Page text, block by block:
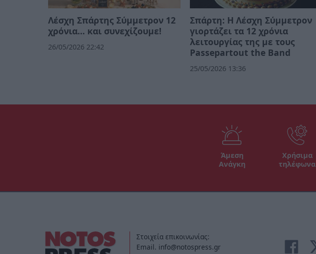
Λέσχη Σπάρτης Σύμμετρον 12
χρόνια... και συνεχίζουμε!
26/05/2026 22:42
Σπάρτη: Η Λέσχη Σύμμετρον
γιορτάζει τα 12 χρόνια
λειτουργίας της με τους
Passepartout the Band
25/05/2026 13:36
Άμεση
Ανάγκη
Χρήσιμα
τηλέφωνα
Στοιχεία επικοινωνίας:
Email. info@notospress.gr